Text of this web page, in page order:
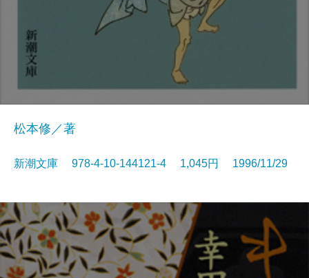
松本修／著
新潮文庫 978-4-10-144121-4 1,045円 1996/11/29